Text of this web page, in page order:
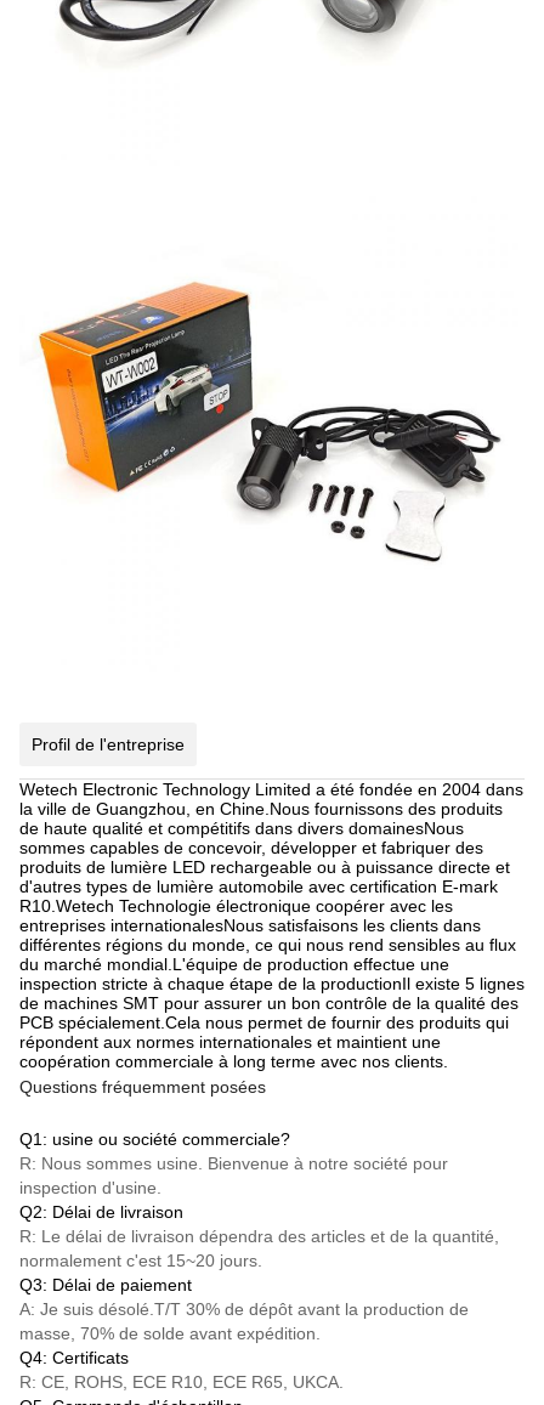
Profil de l'entreprise
Wetech Electronic Technology Limited a été fondée en 2004 dans
la ville de Guangzhou, en Chine.Nous fournissons des produits
de haute qualité et compétitifs dans divers domainesNous
sommes capables de concevoir, développer et fabriquer des
produits de lumière LED rechargeable ou à puissance directe et
d'autres types de lumière automobile avec certification E-mark
R10.Wetech Technologie électronique coopérer avec les
entreprises internationalesNous satisfaisons les clients dans
différentes régions du monde, ce qui nous rend sensibles au flux
du marché mondial.L'équipe de production effectue une
inspection stricte à chaque étape de la productionIl existe 5 lignes
de machines SMT pour assurer un bon contrôle de la qualité des
PCB spécialement.Cela nous permet de fournir des produits qui
répondent aux normes internationales et maintient une
coopération commerciale à long terme avec nos clients.
Questions fréquemment posées
Q1: usine ou société commerciale?
R: Nous sommes usine. Bienvenue à notre société pour
inspection d'usine.
Q2: Délai de livraison
R: Le délai de livraison dépendra des articles et de la quantité,
normalement c'est 15~20 jours.
Q3: Délai de paiement
A: Je suis désolé. T/T 30% de dépôt avant la production de
masse, 70% de solde avant expédition.
Q4: Certificats
R: CE, ROHS, ECE R10, ECE R65, UKCA.